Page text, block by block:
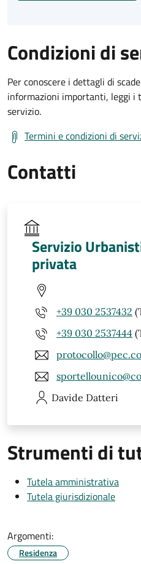
Condizioni di
Per conoscere i dettagli di
informazioni importanti, leggi i
servizio.
Termini e condizioni di
Contatti
Servizio
privata
+39 030 2537432
+39 030 2537444
Davide Datteri
Strumenti di
Tutela amministrativa
Tutela giurisdizionale
Argomenti:
Residenza